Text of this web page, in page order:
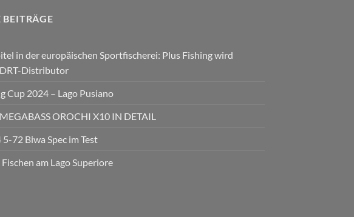
BEITRÄGE
in der europäischen Sportfischerei: Plus Fishing wird
Distributor
Cup 2024 – Lago Pusiano
OROCHI X10 IN DETAIL
72 Biwa Spec im Test
Fischen am Lago Superiore